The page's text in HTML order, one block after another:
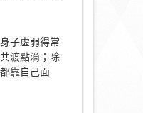
子虛弱得常
渡點滴；除
靠自己面